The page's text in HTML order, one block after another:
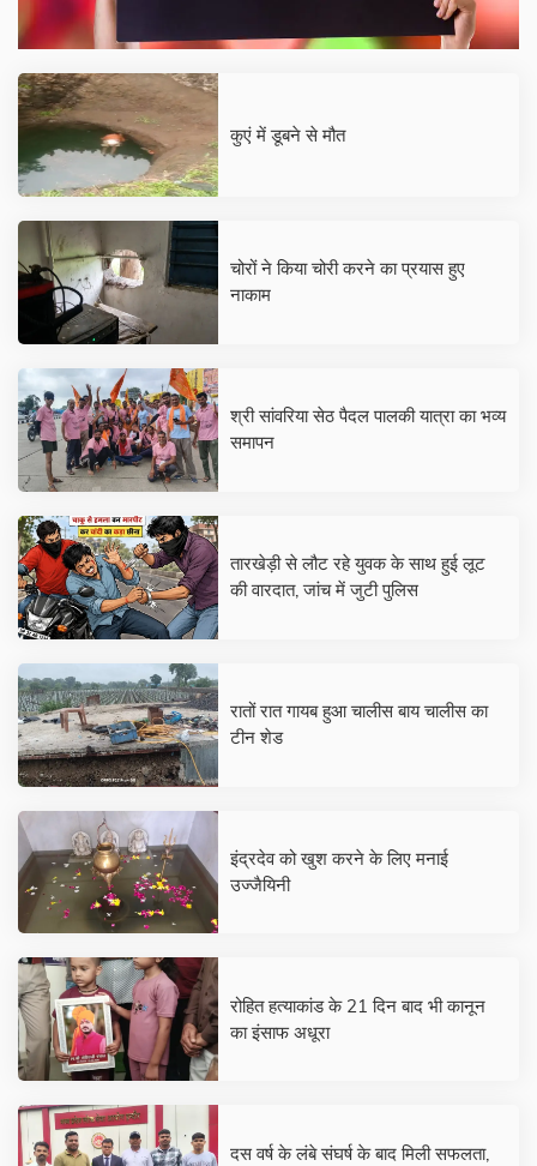
कुएं में डूबने से मौत
चोरों ने किया चोरी करने का प्रयास हुए
नाकाम
श्री सांवरिया सेठ पैदल पालकी यात्रा का भव्य
समापन
तारखेड़ी से लौट रहे युवक के साथ हुई लूट
की वारदात, जांच में जुटी पुलिस
रातों रात गायब हुआ चालीस बाय चालीस का
टीन शेड
इंद्रदेव को खुश करने के लिए मनाई
उज्जैयिनी
रोहित हत्याकांड के 21 दिन बाद भी कानून
का इंसाफ अधूरा
दस वर्ष के लंबे संघर्ष के बाद मिली सफलता,